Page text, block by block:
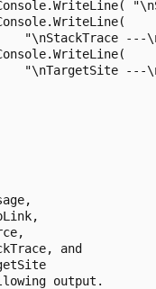
"\nStackTrace ---
"\nTargetSite ---
and
output.